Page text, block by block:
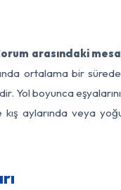
arasındaki
ortalama bir
boyunca
aylarında veya